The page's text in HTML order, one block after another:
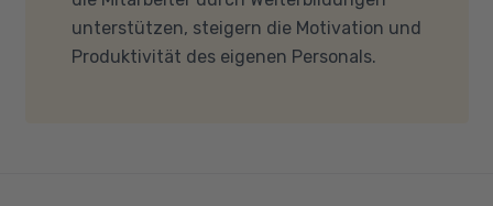
nicht blockieren. Bitte beachten Sie außerdem,
dass für eine reibungslose Übertragung eine
unterstützen, steigern die Motivation und
Produktivität des eigenen Personals.